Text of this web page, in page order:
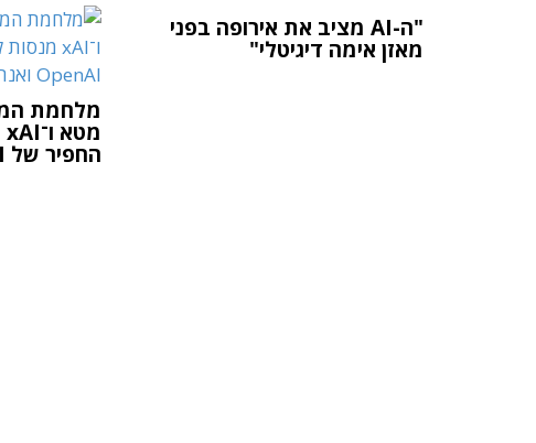
"ה-AI מציב את אירופה בפני
מאזן אימה דיגיטלי"
החפיר של OpenAI ואנתרופיק